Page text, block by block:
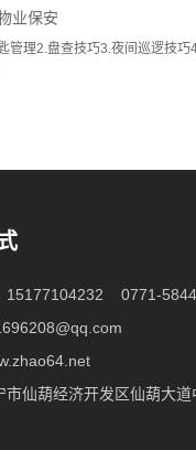
业保安
管理2.盘查技巧3.夜间巡逻技
15177104232 0771-
市仙葫经济开发区仙葫大道